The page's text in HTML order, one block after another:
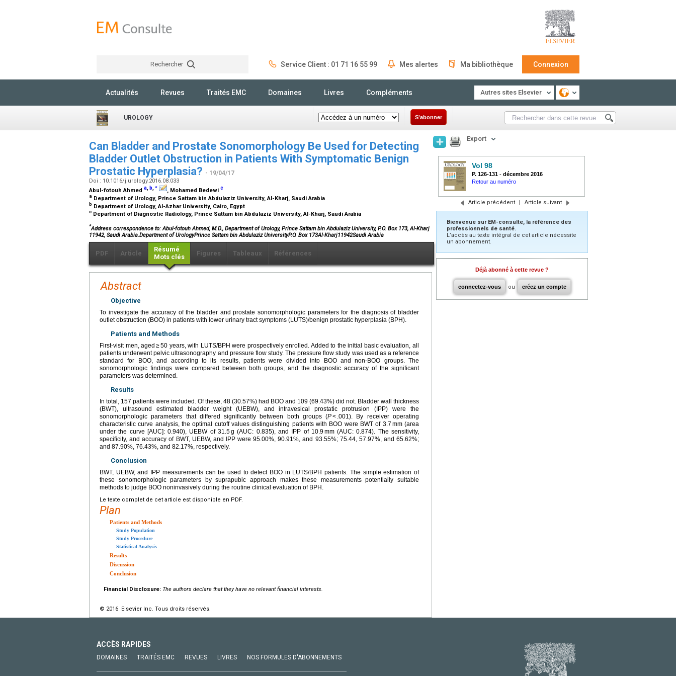
Rechercher Service Client : 01 71 16 55 99 Mes alertes Ma bibliothèque Connexion
Actualités Revues Traités EMC Domaines Livres Compléments Autres sites Elsevier
UROLOGY S'abonner
Can Bladder and Prostate Sonomorphology Be Used for Detecting
Bladder Outlet Obstruction in Patients With Symptomatic Benign
Prostatic Hyperplasia? - 19/04/17
Doi : 10.1016/j.urology.2016.08.033
Abul-fotouh Ahmed a, b, * , Mohamed Bedewi c
a Department of Urology, Prince Sattam bin Abdulaziz University, Al-Kharj, Saudi Arabia
b Department of Urology, Al-Azhar University, Cairo, Egypt
c Department of Diagnostic Radiology, Prince Sattam bin Abdulaziz University, Al-Kharj, Saudi Arabia
*Address correspondence to: Abul-fotouh Ahmed, M.D., Department of Urology, Prince Sattam bin Abdulaziz University, P.O. Box 173, Al-Kharj
11942, Saudi Arabia.Department of UrologyPrince Sattam bin Abdulaziz UniversityP.O. Box 173Al-Kharj11942Saudi Arabia
PDF Article
Résumé
Mots clés
Figures Tableaux Références
Abstract
Objective
To investigate the accuracy of the bladder and prostate sonomorphologic parameters for the diagnosis of bladder
outlet obstruction (BOO) in patients with lower urinary tract symptoms (LUTS)/benign prostatic hyperplasia (BPH).
Patients and Methods
First-visit men, aged ≥ 50 years, with LUTS/BPH were prospectively enrolled. Added to the initial basic evaluation, all
patients underwent pelvic ultrasonography and pressure flow study. The pressure flow study was used as a reference
standard for BOO, and according to its results, patients were divided into BOO and non-BOO groups. The
sonomorphologic findings were compared between both groups, and the diagnostic accuracy of the significant
parameters was determined.
Results
In total, 157 patients were included. Of these, 48 (30.57%) had BOO and 109 (69.43%) did not. Bladder wall thickness
(BWT), ultrasound estimated bladder weight (UEBW), and intravesical prostatic protrusion (IPP) were the
sonomorphologic parameters that differed significantly between both groups (P< .001). By receiver operating
characteristic curve analysis, the optimal cutoff values distinguishing patients with BOO were BWT of 3.7 mm (area
under the curve [AUC]: 0.940), UEBW of 31.5 g (AUC: 0.835), and IPP of 10.9 mm (AUC: 0.874). The sensitivity,
specificity, and accuracy of BWT, UEBW, and IPP were 95.00%, 90.91%, and 93.55%; 75.44, 57.97%, and 65.62%;
and 87.90%, 76.43%, and 82.17%, respectively.
Conclusion
BWT, UEBW, and IPP measurements can be used to detect BOO in LUTS/BPH patients. The simple estimation of
these sonomorphologic parameters by suprapubic approach makes these measurements potentially suitable
methods to judge BOO noninvasively during the routine clinical evaluation of BPH.
Le texte complet de cet article est disponible en PDF.
Plan
Patients and Methods
Study Population
Study Procedure
Statistical Analysis
Results
Discussion
Conclusion
Financial Disclosure: The authors declare that they have no relevant financial interests.
© 2016 Elsevier Inc. Tous droits réservés.
Export
Vol 98
P. 126-131 - décembre 2016
Retour au numéro
Article précédent | Article suivant
Bienvenue sur EM-consulte, la référence des
professionnels de santé.
L’accès au texte intégral de cet article nécessite
un abonnement.
Déjà abonné à cette revue ?
connectez-vous ou créez un compte
ACCÈS RAPIDES
DOMAINES TRAITÉS EMC REVUES LIVRES NOS FORMULES D'ABONNEMENTS